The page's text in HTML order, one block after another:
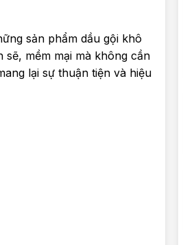
sản phẩm dầu gội khô
mềm mại mà không cần
lại sự thuận tiện và hiệu